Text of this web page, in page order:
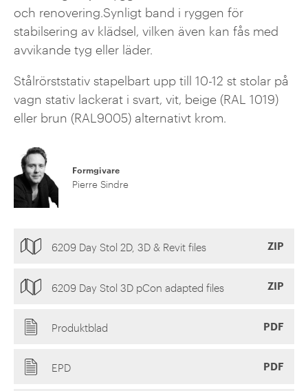
och renovering.Synligt band i ryggen för
stabilsering av klädsel, vilken även kan fås med
avvikande tyg eller läder.
Stålrörststativ stapelbart upp till 10-12 st stolar på
vagn stativ lackerat i svart, vit, beige (RAL 1019)
eller brun (RAL9005) alternativt krom.
Formgivare
Pierre Sindre
6209 Day Stol 2D, 3D & Revit files ZIP
6209 Day Stol 3D pCon adapted files ZIP
Produktblad PDF
EPD PDF